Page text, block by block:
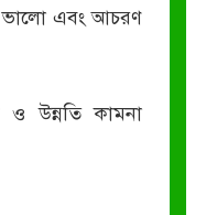
ভালো এবং আচরণ
ও উন্নতি কামনা